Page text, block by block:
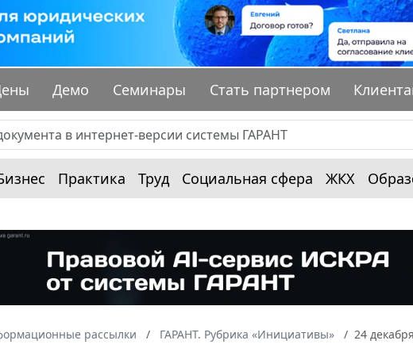
Демо Семинары Стать партнером
Практика Труд Социальная сфера ЖКХ
рассылки ГАРАНТ. Рубрика «Инициативы» 24